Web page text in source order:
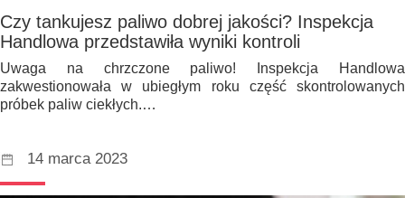
Czy tankujesz paliwo dobrej jakości? Inspekcja
Handlowa przedstawiła wyniki kontroli
Uwaga na chrzczone paliwo! Inspekcja Handlowa
zakwestionowała w ubiegłym roku część skontrolowanych
próbek paliw ciekłych.…
14 marca 2023